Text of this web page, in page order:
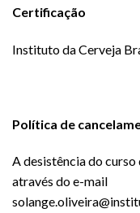
Certificação
Instituto da Cerveja
Política de
A desistência do
através do e-mail